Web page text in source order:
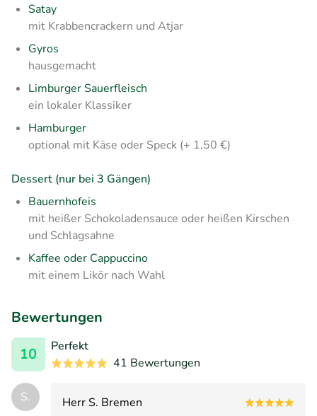
Satay
mit Krabbencrackern und Atjar
Gyros
hausgemacht
Limburger Sauerfleisch
ein lokaler Klassiker
Hamburger
optional mit Käse oder Speck (+ 1,50 €)
Dessert (nur bei 3 Gängen)
Bauernhofeis
mit heißer Schokoladensauce oder heißen Kirschen
und Schlagsahne
Kaffee oder Cappuccino
mit einem Likör nach Wahl
Bewertungen
10
Perfekt
41 Bewertungen
S.
Herr S. Bremen